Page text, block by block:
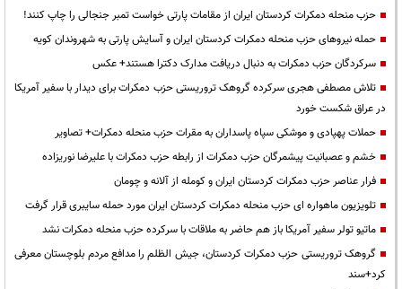
حزب منحله دمکرات کردستان ایران از مقامات پارتی خواست تمبر جنجالی را چاپ کنند!
حمله نیروهای حزب منحله دمکرات کردستان ایران و آسایش پارتی به شهروندان کویه
سرکردگان حزب دمکرات به دنبال دریافت مدارک دکترا هستند+ عکس
تلاش مصطفی هجری سرکرده گروهک تروریستی حزب دمکرات برای دیدار با سفیر آمریکا
در عراق شکست خورد
حملات پهپادی و موشکی سپاه پاسداران به مقرات حزب منحله دمکرات+ تصاویر
خشم و عصبانیت پیشمرگان حزب دمکرات از رابطه حزب دمکرات با علیرضا نوریزاده
فرار عناصر حزب دمکرات کردستان ایران و کومله از آلانه و چومان
تلویزیون ماهواره ای حزب منحله دمکرات کردستان ایران مورد حمله سایبری قرار گرفت
ماتیو تولر سفیر آمریکا باز هم حاضر به ملاقات با سرکرده حزب منحله دمکرات نشد
گروهک تروریستی حزب دمکرات کردستان، جیش الظلم را مدافع مردم بلوچستان معرفی
کرد+سند